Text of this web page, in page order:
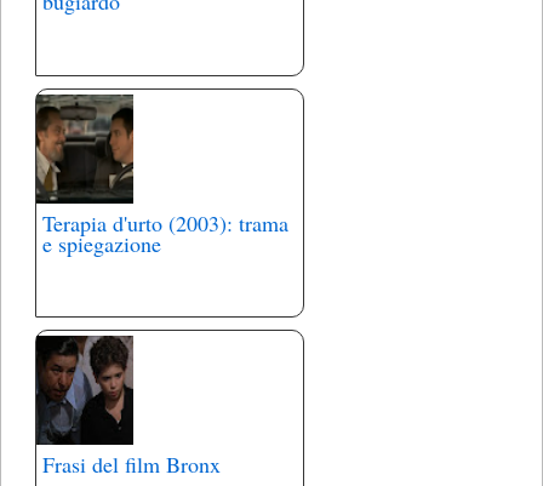
Terapia d'urto (2003): trama
e spiegazione
Frasi del film Bronx